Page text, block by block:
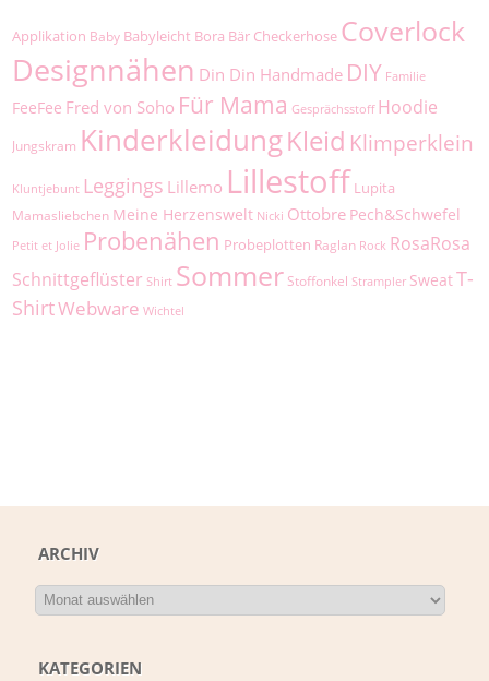
Applikation Baby Babyleicht Bora Bär Checkerhose Coverlock
Designnähen Din Din Handmade DIY Familie
FeeFee Fred von Soho Für Mama Gesprächsstoff Hoodie
Jungskram KinderkleidungKleid Klimperklein
Kluntjebunt Leggings Lillemo Lillestoff Lupita
Mamasliebchen Meine Herzenswelt Nicki Ottobre Pech&Schwefel
Petit et Jolie Probenähen Probeplotten Raglan Rock RosaRosa
Schnittgeflüster Shirt Sommer Stoffonkel Strampler SweatT-
ShirtWebware Wichtel
ARCHIV
KATEGORIEN